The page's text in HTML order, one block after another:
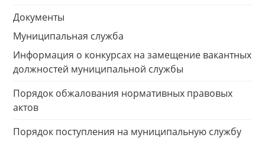
Документы
Муниципальная служба
Информация о конкурсах на замещение вакантных
должностей муниципальной службы
Порядок обжалования нормативных правовых
актов
Порядок поступления на муниципальную службу